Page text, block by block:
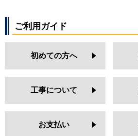
ご利用ガイド
初めての方へ
工事について
お支払い